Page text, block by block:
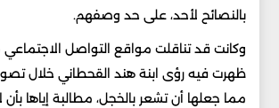
بالنصائح لأحد، على حد وصفهم.
وكانت قد تناقلت مواقع التواصل
ظهرت فيه رؤى ابنة هند القحطاني خلال تصوير
مما جعلها أن تشعر بالخجل، مطالبة إياها بأن